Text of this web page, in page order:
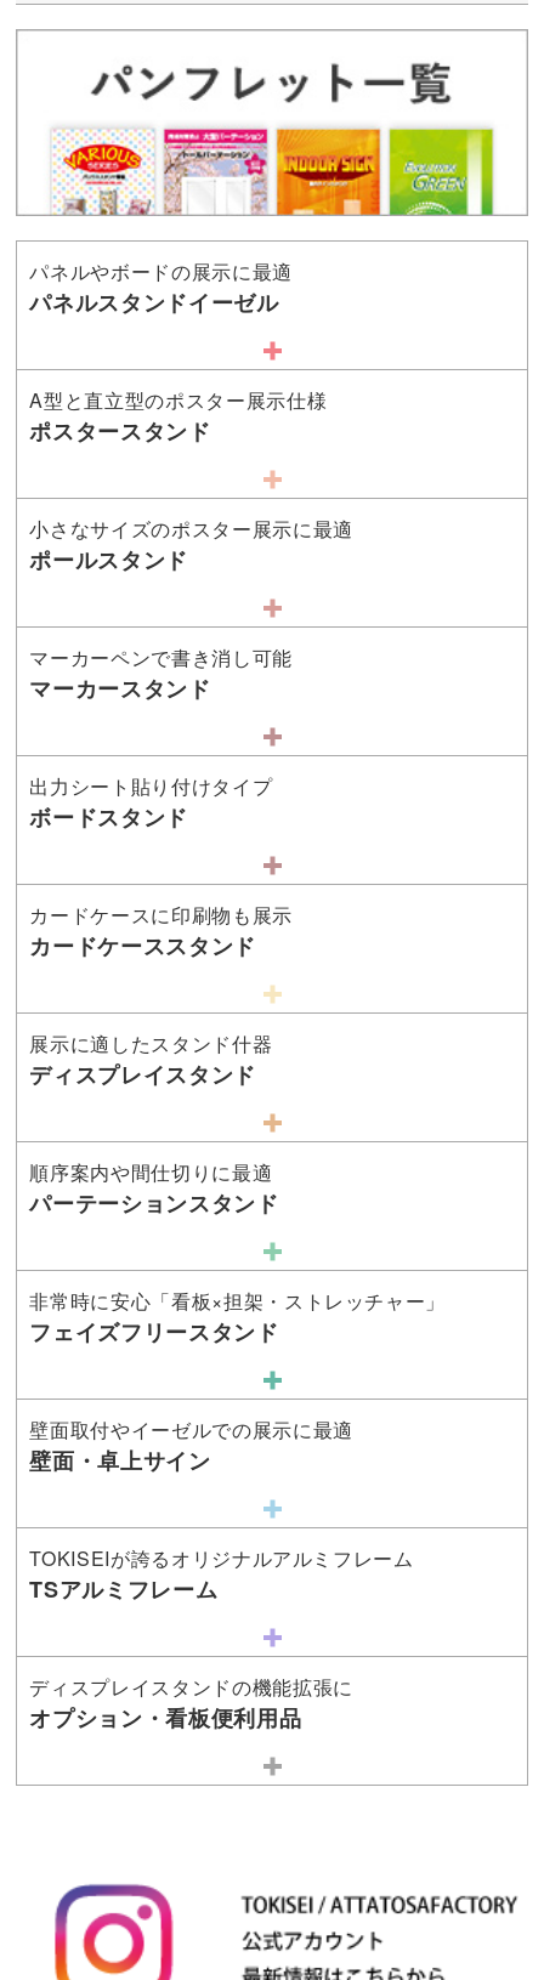
パネルやボードの展示に最適
パネルスタンドイーゼル
A型と直立型のポスター展示仕様
ポスタースタンド
小さなサイズのポスター展示に最適
ポールスタンド
マーカーペンで書き消し可能
マーカースタンド
出力シート貼り付けタイプ
ボードスタンド
カードケースに印刷物も展示
カードケーススタンド
展示に適したスタンド什器
ディスプレイスタンド
順序案内や間仕切りに最適
パーテーションスタンド
非常時に安心「看板×担架・ストレッチャー」
フェイズフリースタンド
壁面取付やイーゼルでの展示に最適
壁面・卓上サイン
TOKISEIが誇るオリジナルアルミフレーム
TSアルミフレーム
ディスプレイスタンドの機能拡張に
オプション・看板便利用品